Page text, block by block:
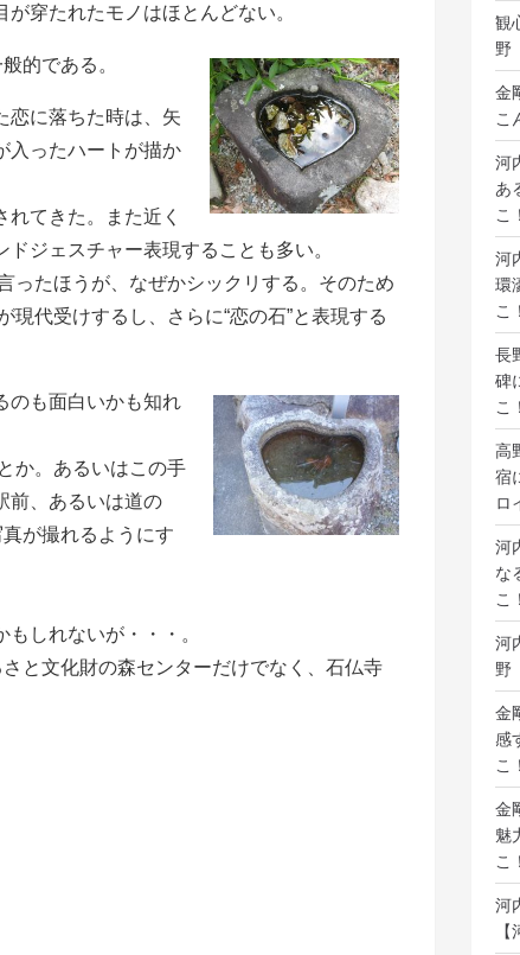
穿たれたモノはほとんどない。
的である。
恋に落ちた時は、矢
入ったハートが描か
てきた。また近く
ジェスチャー表現することも多い。
ったほうが、なぜかシックリする。そのため
現代受けするし、さらに“恋の石”と表現する
のも面白いかも知れ
か。あるいはこの手
前、あるいは道の
が撮れるようにす
しれないが・・・。
と文化財の森センターだけでなく、石仏寺
観
野
金
こ
河
あ
こ
河
環
こ
長
碑
こ
高
宿
ロ
河
な
こ
河
野
金
感
こ
金
魅
こ
河